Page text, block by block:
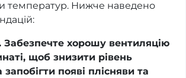
температур. Нижче наведено
Забезпечте хорошу вентиляцію
щоб знизити рівень
запобігти появі плісняви та